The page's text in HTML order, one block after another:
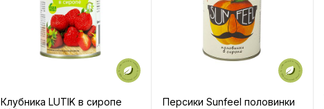
Клубника LUTIK в сиропе
Персики Sunfeel половинки